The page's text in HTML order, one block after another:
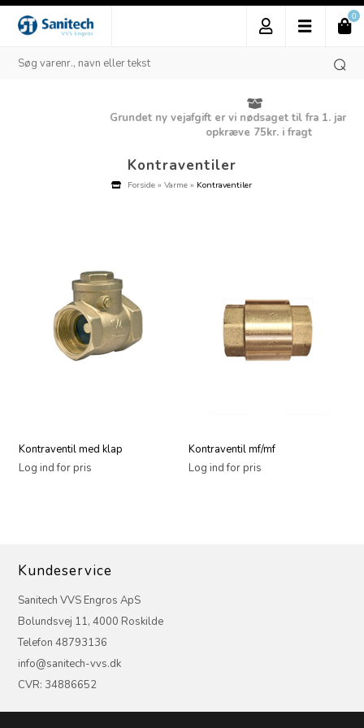
0
Grundet ny vejafgift er vi nødsaget til fra 1. januar 2025
opkræve 75kr. i fragt
Kontraventiler
Forside »Varme » Kontraventiler
Kontraventil med klap
Log ind for pris
Kontraventil mf/mf
Log ind for pris
Kundeservice
Sanitech VVS Engros ApS
Bolundsvej 11, 4000 Roskilde
Telefon 48793136
info@sanitech-vvs.dk
CVR: 34886652